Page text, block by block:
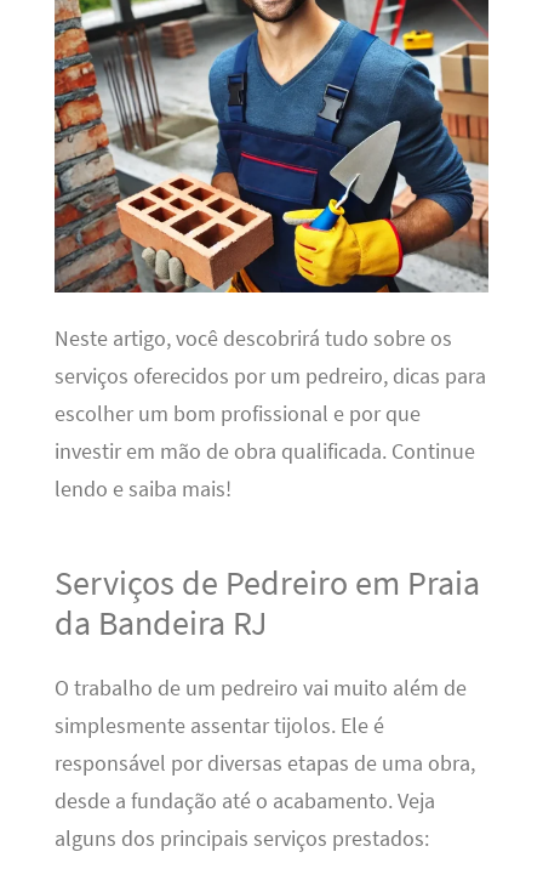
Neste artigo, você descobrirá tudo sobre os
serviços oferecidos por um pedreiro, dicas para
escolher um bom profissional e por que
investir em mão de obra qualificada. Continue
lendo e saiba mais!
Serviços de Pedreiro em Praia
da Bandeira RJ
O trabalho de um pedreiro vai muito além de
simplesmente assentar tijolos. Ele é
responsável por diversas etapas de uma obra,
desde a fundação até o acabamento. Veja
alguns dos principais serviços prestados: